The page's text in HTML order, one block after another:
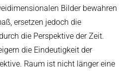
Bilder bewahren
ersetzen jedoch die
die Perspektive der Zeit.
die Eindeutigkeit der
Raum ist nicht länger eine